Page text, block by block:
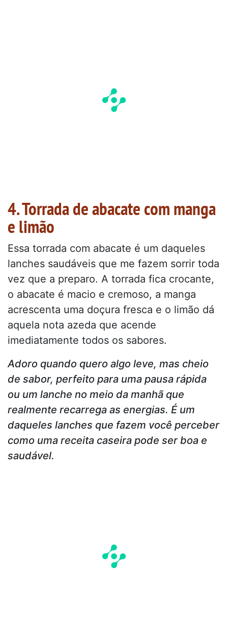
4. Torrada de abacate com manga
e limão
Essa torrada com abacate é um daqueles
lanches saudáveis que me fazem sorrir toda
vez que a preparo. A torrada fica crocante,
o abacate é macio e cremoso, a manga
acrescenta uma doçura fresca e o limão dá
aquela nota azeda que acende
imediatamente todos os sabores.
Adoro quando quero algo leve, mas cheio
de sabor, perfeito para uma pausa rápida
ou um lanche no meio da manhã que
realmente recarrega as energias. É um
daqueles lanches que fazem você perceber
como uma receita caseira pode ser boa e
saudável.